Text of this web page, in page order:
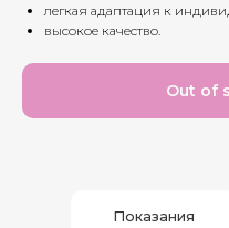
легкая адаптация к
высокое качество.
Out of
Показания